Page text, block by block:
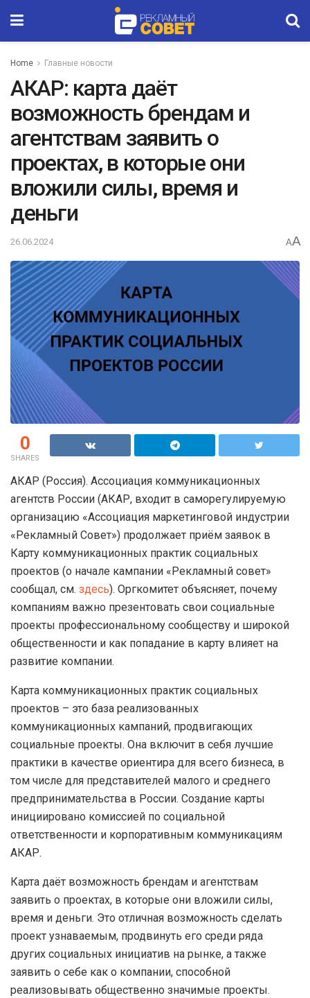
Home Главные новости
АКАР: карта даёт
возможность брендам и
агентствам заявить о
проектах, в которые они
вложили силы, время и
деньги
26.06.2024 AA
0
SHARES
АКАР (Россия). Ассоциация коммуникационных
агентств России (АКАР, входит в саморегулируемую
организацию «Ассоциация маркетинговой индустрии
«Рекламный Совет») продолжает приём заявок в
Карту коммуникационных практик социальных
проектов (о начале кампании «Рекламный совет»
сообщал, см. здесь). Оргкомитет объясняет, почему
компаниям важно презентовать свои социальные
проекты профессиональному сообществу и широкой
общественности и как попадание в карту влияет на
развитие компании.
Карта коммуникационных практик социальных
проектов – это база реализованных
коммуникационных кампаний, продвигающих
социальные проекты. Она включит в себя лучшие
практики в качестве ориентира для всего бизнеса, в
том числе для представителей малого и среднего
предпринимательства в России. Создание карты
инициировано комиссией по социальной
ответственности и корпоративным коммуникациям
АКАР.
Карта даёт возможность брендам и агентствам
заявить о проектах, в которые они вложили силы,
время и деньги. Это отличная возможность сделать
проект узнаваемым, продвинуть его среди ряда
других социальных инициатив на рынке, а также
заявить о себе как о компании, способной
реализовывать общественно значимые проекты.